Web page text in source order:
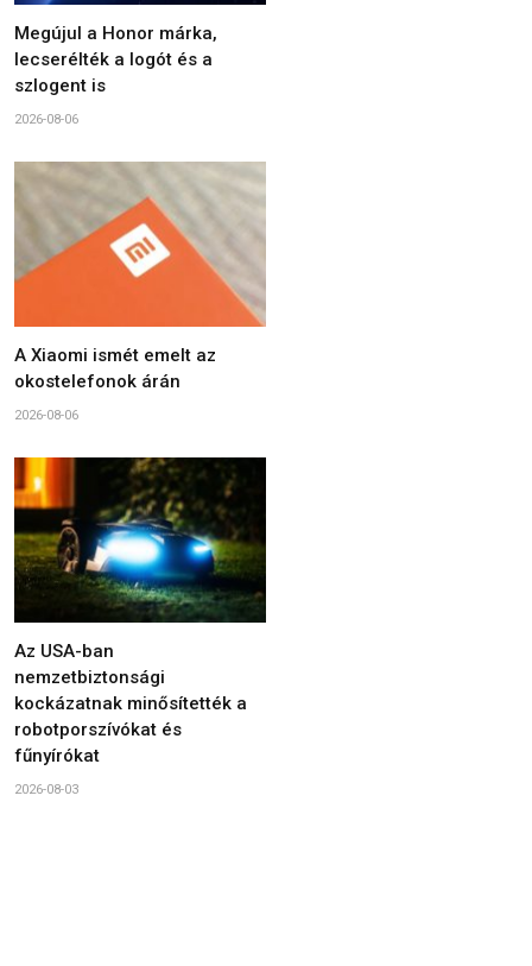
Megújul a Honor márka,
lecserélték a logót és a
szlogent is
2026-08-06
A Xiaomi ismét emelt az
okostelefonok árán
2026-08-06
Az USA-ban
nemzetbiztonsági
kockázatnak minősítették a
robotporszívókat és
fűnyírókat
2026-08-03